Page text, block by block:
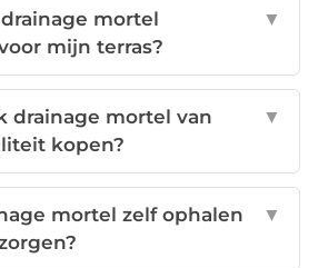
mortel
mijn terras?
▼
drainage mortel van
kopen?
▼
mortel zelf ophalen
▼